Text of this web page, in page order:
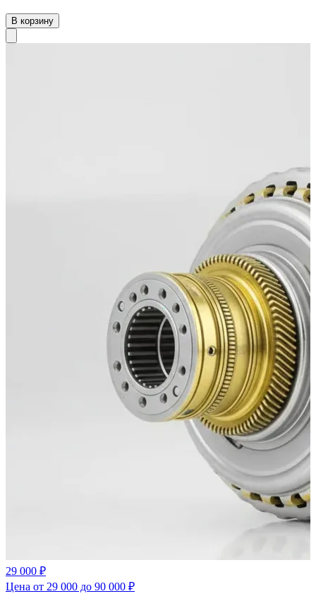
В корзину
29 000 ₽
Цена от 29 000 до 90 000 ₽